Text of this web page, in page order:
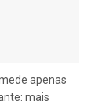
apenas
mais